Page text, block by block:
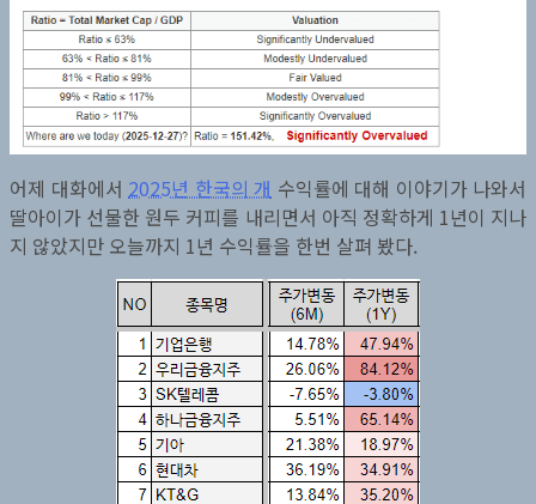
어제 대화에서 2025년 한국의 개 수익률에 대해 이야기가 나와서
딸아이가 선물한 원두 커피를 내리면서 아직 정확하게 1년이 지나
지 않았지만 오늘까지 1년 수익률을 한번 살펴 봤다.